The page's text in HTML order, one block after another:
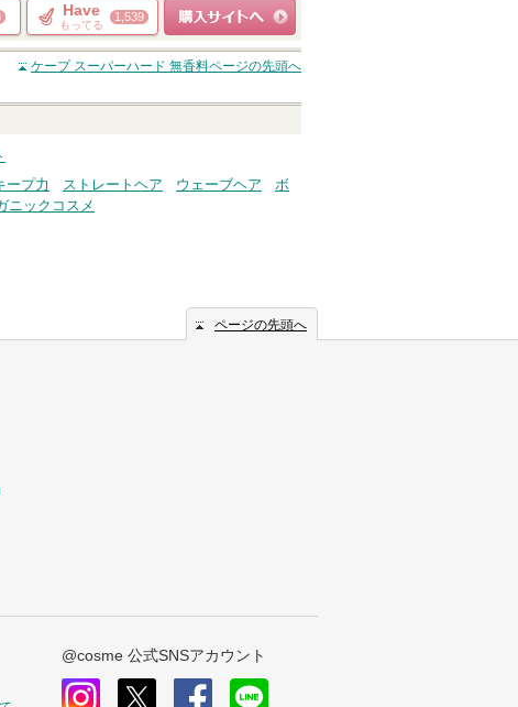
Have
もってる
1,539
ショッピングサイト
へ
ケープ スーパーハード 無香料ページの先頭へ
ープ力 ストレートヘア ウェーブヘア
ボ
ニックコスメ
ページの先頭へ
@cosme 公式SNSアカウント